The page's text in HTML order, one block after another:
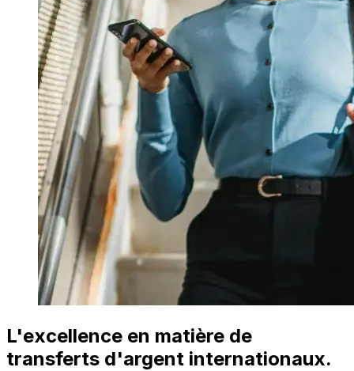
L'excellence en matière de
transferts d'argent internationaux.